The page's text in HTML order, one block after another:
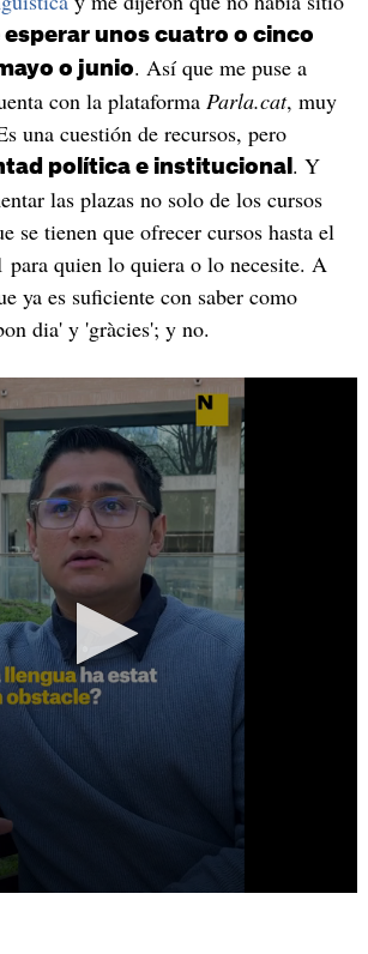
esperar unos cuatro o cinco
o junio. Así que me puse a
con la plataforma Parla.cat, muy
una cuestión de recursos, pero
política e institucional . Y
las plazas no solo de los cursos
se tienen que ofrecer cursos hasta el
quien lo quiera o lo necesite. A
ya es suficiente con saber como
dia' y 'gràcies'; y no.